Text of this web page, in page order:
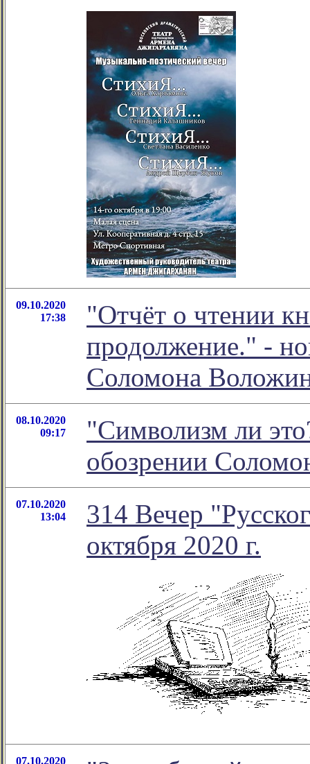
09.10.2020
17:38
"Отчёт о чтении
продолжение." -
Соломона
08.10.2020
09:17
"Символизм ли
обозрении
07.10.2020
13:04
314 Вечер
октября 2020 г.
07.10.2020